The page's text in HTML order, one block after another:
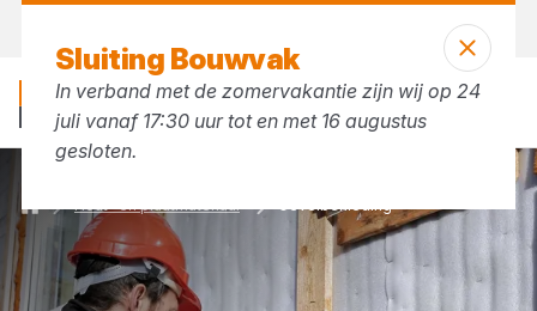
Hout- en plaatmateriaal Gevelbekleding
Sluiting Bouwvak
In verband met de zomervakantie zijn wij op 24
juli vanaf 17:30 uur tot en met 16 augustus
gesloten.